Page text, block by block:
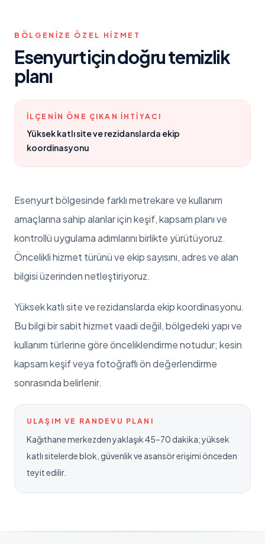
BÖLGENIZE ÖZEL HIZMET
Esenyurtiçin doğru temizlik
planı
İLÇENIN ÖNE ÇIKAN IHTIYACI
Yüksek katlı site ve rezidanslarda ekip
koordinasyonu
Esenyurtbölgesinde farklı metrekare ve kullanım
amaçlarına sahip alanlar için keşif, kapsam planı ve
kontrollü uygulama adımlarını birlikte yürütüyoruz.
Öncelikli hizmet türünü ve ekip sayısını, adres ve alan
bilgisi üzerinden netleştiriyoruz.
Yüksek katlı site ve rezidanslarda ekip koordinasyonu.
Bu bilgi bir sabit hizmet vaadi değil, bölgedeki yapı ve
kullanım türlerine göre önceliklendirme notudur; kesin
kapsam keşif veya fotoğraflı ön değerlendirme
sonrasında belirlenir.
ULAŞIM VE RANDEVU PLANI
Kağıthane merkezden yaklaşık 45–70 dakika; yüksek
katlı sitelerde blok, güvenlik ve asansör erişimi önceden
teyit edilir.